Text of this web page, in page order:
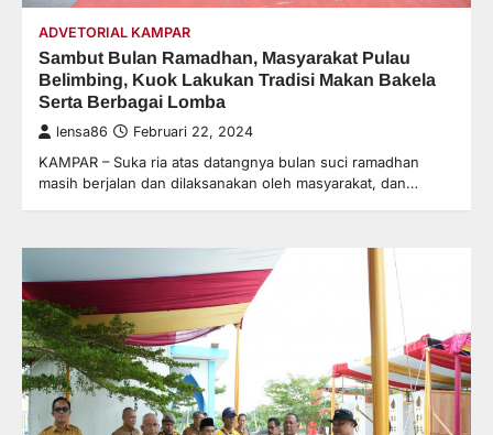
ADVETORIAL KAMPAR
Sambut Bulan Ramadhan, Masyarakat Pulau
Belimbing, Kuok Lakukan Tradisi Makan Bakela
Serta Berbagai Lomba
lensa86 Februari 22, 2024
KAMPAR – Suka ria atas datangnya bulan suci ramadhan
masih berjalan dan dilaksanakan oleh masyarakat, dan…